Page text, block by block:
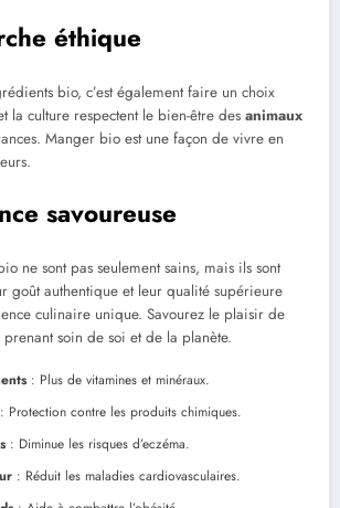
éthique
bio, c’est également faire un choix
la culture respectent le bien-être des animaux
Manger bio est une façon de vivre en
savoureuse
ne sont pas seulement sains, mais ils sont
goût authentique et leur qualité supérieure
culinaire unique. Savourez le plaisir de
soin de soi et de la planète.
: Plus de vitamines et minéraux.
contre les produits chimiques.
: Diminue les risques d’eczéma.
: Réduit les maladies cardiovasculaires.